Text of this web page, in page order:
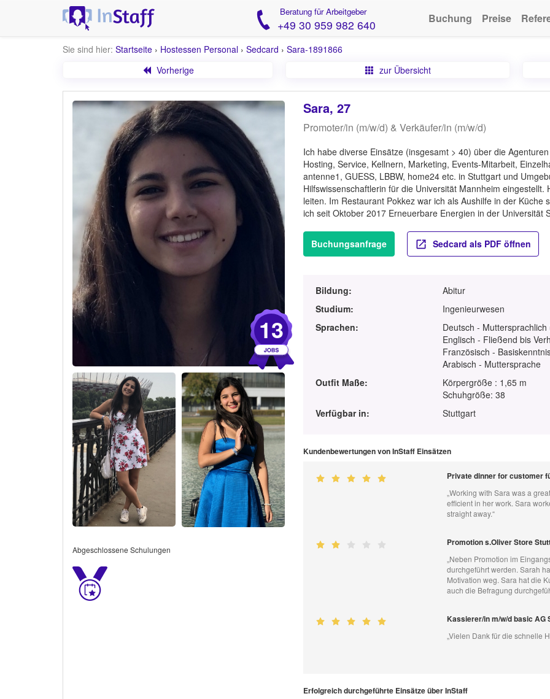
Beratung für Arbeitgeber
+49 30 959 982 640 Buchung Preise
Sie sind hier: Startseite › Hostessen Personal › Sedcard › Sara-1891866
Vorherige
zur Übersicht
13
Abgeschlossene Schulungen
Sara, 27
Promoter/in (m/w/d) & Verkäufer/in (m/w/d)
Ich habe diverse Einsätze (insgesamt > 40) über die
Hosting, Service, Kellnern, Marketing, Events-Mitarbeit,
antenne1, GUESS, LBBW, home24 etc. in Stuttgart und
Hilfswissenschaftlerin für die Universität Mannheim
leiten. Im Restaurant Pokkez war ich als Aushilfe in der
ich seit Oktober 2017 Erneuerbare Energien in der Universität
Buchungsanfrage Sedcard als PDF öffnen
Bildung:
Abitur
Studium:
Ingenieurwesen
Sprachen:
Deutsch -
Englisch - Fließend bis
Französisch -
Arabisch - Muttersprache
Outfit Maße:
Körpergröße : 1,65 m
Schuhgröße: 38
Verfügbar in:
Stuttgart
Kundenbewertungen von InStaff Einsätzen
Private dinner for customer
„Working with Sara was a
efficient in her work. Sara
straight away.“
Promotion s.Oliver Store
„Neben Promotion im
durchgeführt werden. Sarah
Motivation weg. Sara hat die
auch die Befragung
Kassierer/in m/w/d basic AG
„Vielen Dank für die schnelle
Erfolgreich durchgeführte Einsätze über InStaff